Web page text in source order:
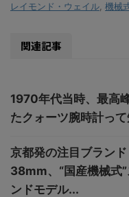
レイモンド・ウェイル, 機械
関連記事
1970年代当時、最高
たクォーツ腕時計っ
京都発の注目ブラン
38mm、“国産機械式
ンドモデル...